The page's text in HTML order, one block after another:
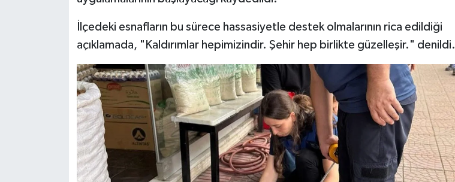
İlçedeki esnafların bu sürece hassasiyetle destek olmalarının rica edildiği
açıklamada, "Kaldırımlar hepimizindir. Şehir hep birlikte güzelleşir." denildi.